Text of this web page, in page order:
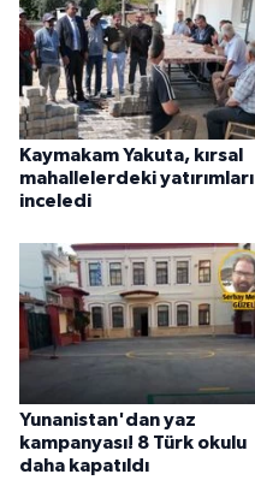
Kaymakam Yakuta, kırsal
mahallelerdeki yatırımları
inceledi
Yunanistan'dan yaz
kampanyası! 8 Türk okulu
daha kapatıldı